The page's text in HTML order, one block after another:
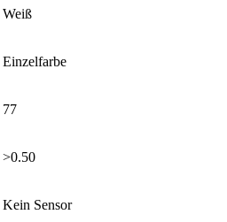
Weiß
Einzelfarbe
77
>0.50
Kein Sensor